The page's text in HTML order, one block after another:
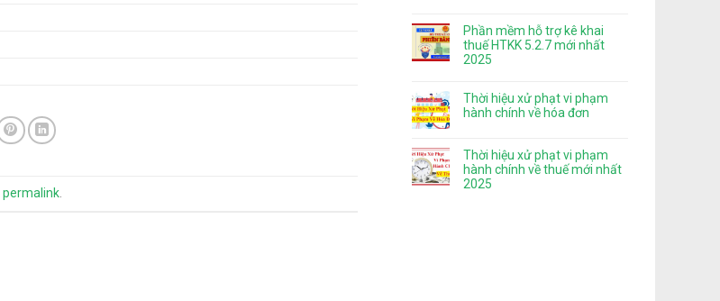
permalink.
Phần mềm hỗ trợ kê khai
thuế HTKK 5.2.7 mới nhất
2025
Thời hiệu xử phạt vi phạm
hành chính về hóa đơn
Thời hiệu xử phạt vi phạm
hành chính về thuế mới nhất
2025